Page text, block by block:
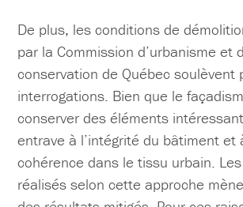
De plus, les conditions de
par la Commission d’urbanisme et
conservation de Québec soulèvent
interrogations. Bien que le
conserver des éléments
entrave à l’intégrité du bâtiment et
cohérence dans le tissu urbain.
réalisés selon cette approche